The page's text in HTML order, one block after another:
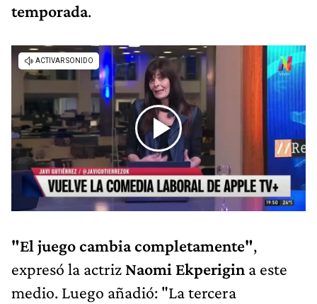
temporada.
"El juego cambia completamente",
expresó la actriz Naomi Ekperigin a este
medio. Luego añadió: "La tercera